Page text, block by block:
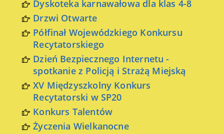
Dyskoteka karnawałowa dla klas 4-8
Drzwi Otwarte
Półfinał Wojewódzkiego Konkursu
Recytatorskiego
Dzień Bezpiecznego Internetu -
spotkanie z Policją i Strażą Miejską
XV Międzyszkolny Konkurs
Recytatorski w SP20
Konkurs Talentów
Życzenia Wielkanocne